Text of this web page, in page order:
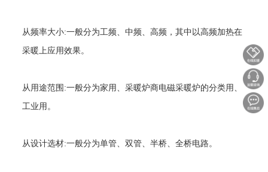
从频率大小:一般分为工频、中频、高频，其中以高频加热在
采暖上应用效果。
从用途范围 :一般分为家用、采暖炉商电磁采暖炉的分类用、
工业用。
从设计选材:一般分为单管、双管、半桥、全桥电路。